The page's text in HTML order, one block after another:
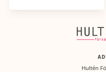
Chokladkola täck med kraftig mörk
Ingredienser: Glukossirap, socker,
kakaomassa* (10%), palmfett,
VASSLEPULVER (från MJÖLK),
Hultén